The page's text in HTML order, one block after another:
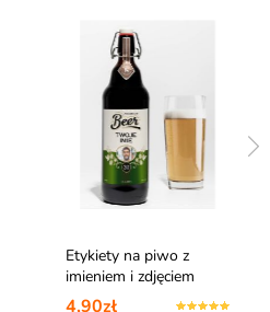
Etykiety na piwo z
imieniem i zdjęciem
4,90zł